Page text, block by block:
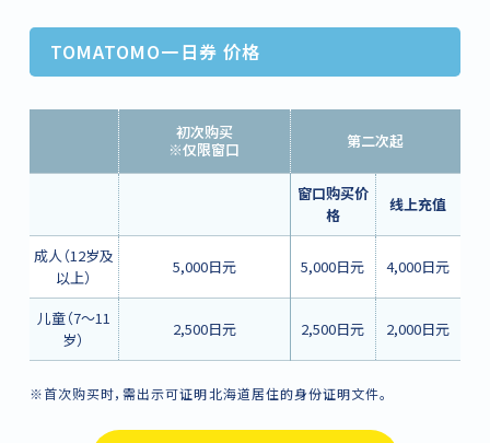
TOMATOMO一日券 价格
初次购买
※仅限窗口
第二次起
窗口购买价
格
线上充值
成人（12岁及
以上）
5,000日元 5,000日元 4,000日元
儿童（7～11
岁）
2,500日元 2,500日元 2,000日元
※首次购买时，需出示可证明北海道居住的身份证明文件。